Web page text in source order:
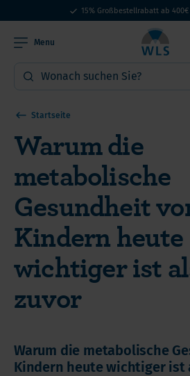
15% Großbestellrabatt ab
Menu
Startseite
Warum die
metabolische
Gesundheit
Kindern heute
wichtiger ist
zuvor
Warum die metabolische
Kindern heute wichtiger ist